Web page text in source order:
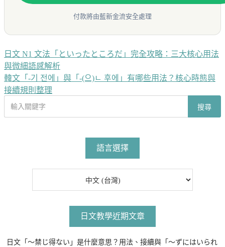
付款將由藍新金流安全處理
文
章
導
覽
日文 N1 文法「といったところだ」完全攻略：三大核心用法
與微細語感解析
韓文「-기 전에」與「-(으)ㄴ 후에」有哪些用法？核心時態與
接續規則整理
搜
搜尋
語言選擇
日文教學近期文章
日文「〜禁じ得ない」是什麼意思？用法、接續與「〜ずにはいられ